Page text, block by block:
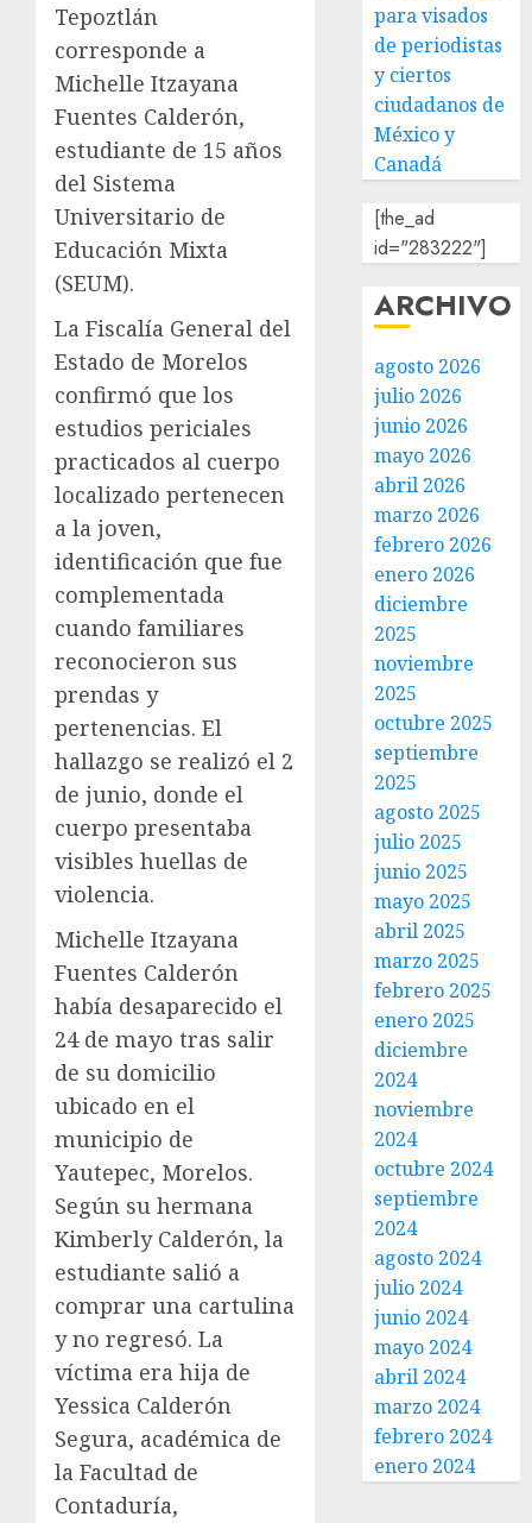
Tepoztlán
corresponde a
Michelle Itzayana
Fuentes Calderón,
estudiante de 15 años
del Sistema
Universitario de
Educación Mixta
(SEUM).
La Fiscalía General del
Estado de Morelos
confirmó que los
estudios periciales
practicados al cuerpo
localizado pertenecen
a la joven,
identificación que fue
complementada
cuando familiares
reconocieron sus
prendas y
pertenencias. El
hallazgo se realizó el 2
de junio, donde el
cuerpo presentaba
visibles huellas de
violencia.
Michelle Itzayana
Fuentes Calderón
había desaparecido el
24 de mayo tras salir
de su domicilio
ubicado en el
municipio de
Yautepec, Morelos.
Según su hermana
Kimberly Calderón, la
estudiante salió a
comprar una cartulina
y no regresó. La
víctima era hija de
Yessica Calderón
Segura, académica de
la Facultad de
Contaduría,
para visados
de periodistas
y ciertos
ciudadanos de
México y
Canadá
[the_ad
id="283222"]
ARCHIVO
agosto 2026
julio 2026
junio 2026
mayo 2026
abril 2026
marzo 2026
febrero 2026
enero 2026
diciembre
2025
noviembre
2025
octubre 2025
septiembre
2025
agosto 2025
julio 2025
junio 2025
mayo 2025
abril 2025
marzo 2025
febrero 2025
enero 2025
diciembre
2024
noviembre
2024
octubre 2024
septiembre
2024
agosto 2024
julio 2024
junio 2024
mayo 2024
abril 2024
marzo 2024
febrero 2024
enero 2024